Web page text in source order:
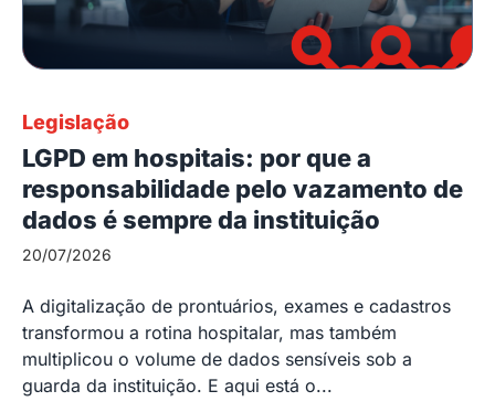
Legislação
LGPD em hospitais: por que a
responsabilidade pelo vazamento de
dados é sempre da instituição
20/07/2026
A digitalização de prontuários, exames e cadastros
transformou a rotina hospitalar, mas também
multiplicou o volume de dados sensíveis sob a
guarda da instituição. E aqui está o...